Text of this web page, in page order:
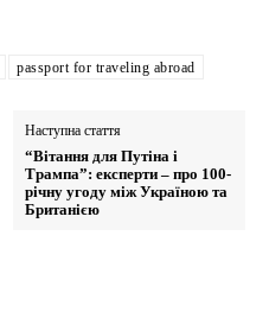
passport for traveling abroad
Наступна стаття
“Вітання для Путіна і
Трампа”: експерти – про 100-
річну угоду між Україною та
Британією